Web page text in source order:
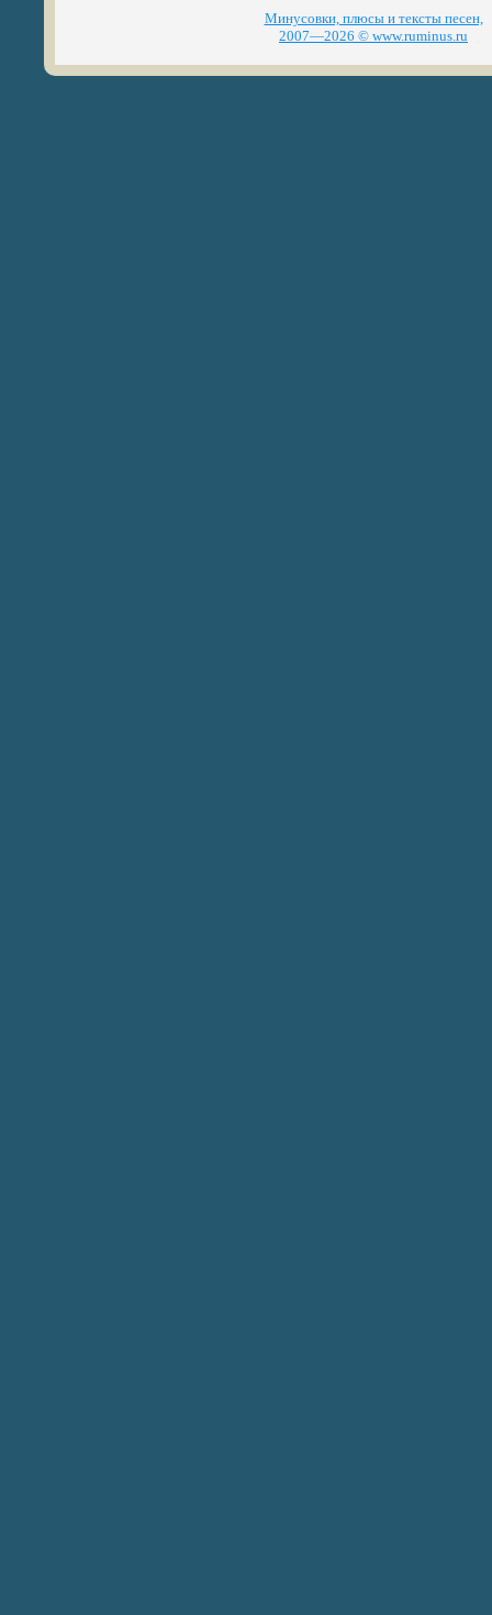
Минусовки, плюсы и тексты песен,
2007—2026 © www.ruminus.ru